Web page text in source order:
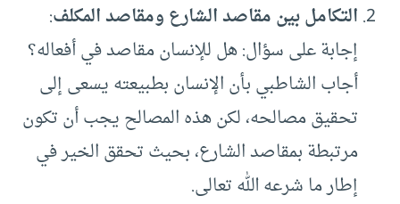
التكامل بين مقاصد الشارع ومقاصد المكلف:
إجابة على سؤال: هل للإنسان مقاصد في أفعاله؟
أجاب الشاطبي بأن الإنسان بطبيعته يسعى إلى
تحقيق مصالحه، لكن هذه المصالح يجب أن تكون
مرتبطة بمقاصد الشارع، بحيث تحقق الخير في
إطار ما شرعه الله تعالى.